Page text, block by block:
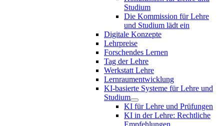
Studium
Die Kommission für Lehre
und Studium lädt ein
Digitale Konzepte
Lehrpreise
Forschendes Lernen
Tag der Lehre
Werkstatt Lehre
Lernraumentwicklung
KI-basierte Systeme für Lehre und
Studium
KI für Lehre und Prüfungen
KI in der Lehre: Rechtliche
Empfehlungen